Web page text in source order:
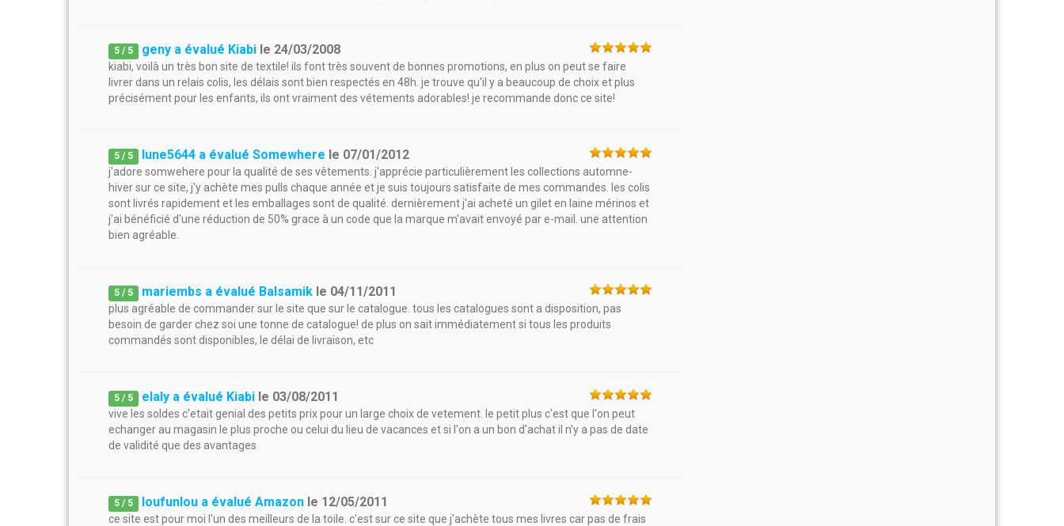
5 / 5 geny a évalué Kiabi le 24/03/2008
kiabi, voilà un très bon site de textile! ils font très souvent de bonnes promotions, en plus on peut se faire
livrer dans un relais colis, les délais sont bien respectés en 48h. je trouve qu'il y a beaucoup de choix et plus
précisément pour les enfants, ils ont vraiment des vétements adorables! je recommande donc ce site!
5 / 5 lune5644 a évalué Somewhere le 07/01/2012
j'adore somwehere pour la qualité de ses vêtements. j'apprécie particulièrement les collections automne-
hiver sur ce site, j'y achète mes pulls chaque année et je suis toujours satisfaite de mes commandes. les colis
sont livrés rapidement et les emballages sont de qualité. dernièrement j'ai acheté un gilet en laine mérinos et
j'ai bénéficié d'une réduction de 50% grace à un code que la marque m'avait envoyé par e-mail. une attention
bien agréable.
5 / 5 mariembs a évalué Balsamik le 04/11/2011
plus agréable de commander sur le site que sur le catalogue. tous les catalogues sont a disposition, pas
besoin de garder chez soi une tonne de catalogue! de plus on sait immédiatement si tous les produits
commandés sont disponibles, le délai de livraison, etc
5 / 5 elaly a évalué Kiabi le 03/08/2011
vive les soldes c'etait genial des petits prix pour un large choix de vetement. le petit plus c'est que l'on peut
echanger au magasin le plus proche ou celui du lieu de vacances et si l'on a un bon d'achat il n'y a pas de date
de validité que des avantages
5 / 5 loufunlou a évalué Amazon le 12/05/2011
ce site est pour moi l'un des meilleurs de la toile. c'est sur ce site que j'achète tous mes livres car pas de frais